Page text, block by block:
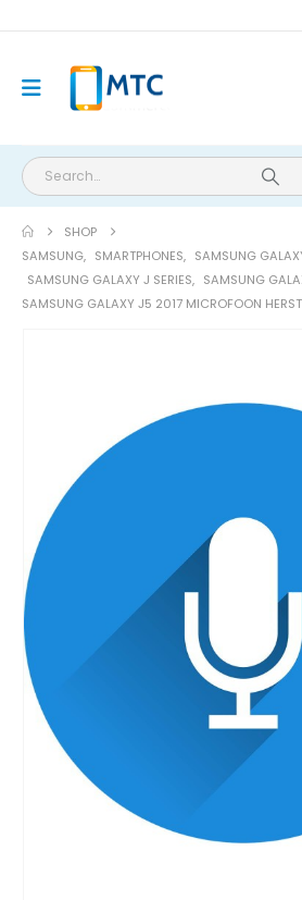
SHOP
SAMSUNG, SMARTPHONES, SAMSUNG
SAMSUNG GALAXY J SERIES, SAMSUNG
SAMSUNG GALAXY J5 2017 MICROFOON